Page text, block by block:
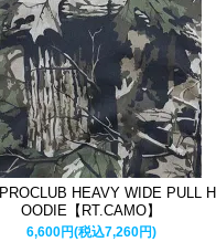
PROCLUB HEAVY WIDE PULL H
OODIE【RT.CAMO】
6,600円(税込7,260円)